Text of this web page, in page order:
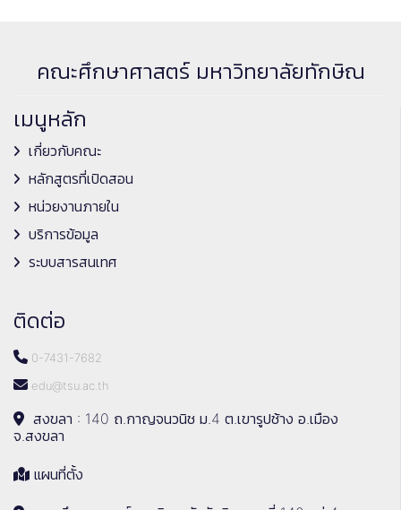
คณะศึกษาศาสตร์ มหาวิทยาลัยทักษิณ
เมนูหลัก
เกี่ยวกับคณะ
หลักสูตรที่เปิดสอน
หน่วยงานภายใน
บริการข้อมูล
ระบบสารสนเทศ
ติดต่อ
0-7431-7682
edu@tsu.ac.th
สงขลา : 140 ถ.กาญจนวนิช ม.4 ต.เขารูปช้าง อ.เมือง
จ.สงขลา
แผนที่ตั้ง